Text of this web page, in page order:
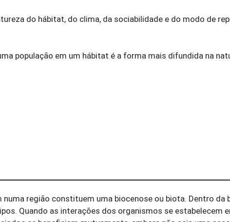
do hábitat, do clima, da sociabilidade e do modo de
população em um hábitat é a forma mais difundida na
numa região constituem uma biocenose ou biota. Dentro da
Quando as interações dos organismos se estabelecem